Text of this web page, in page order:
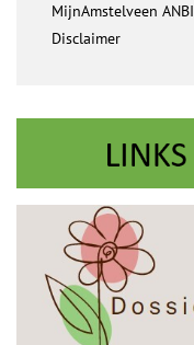
MijnAmstelveen ANBI
Disclaimer